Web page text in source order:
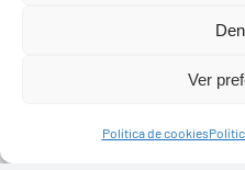
Ver
Política de cookies
© Copyright2026